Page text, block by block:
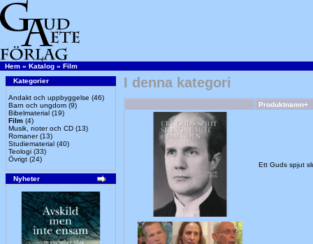
Hem » Katalog » Film
Kategorier
Andakt och uppbyggelse (46)
Barn och ungdom (9)
Bibelmaterial (19)
Film (4)
Musik, noter och CD (13)
Romaner(13)
Studiematerial (40)
Teologi (33)
Övrigt (24)
Nyheter
I denna kategori
Produktnamn+
Ett Guds spjut